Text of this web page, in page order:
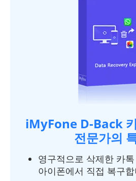
iMyFone D-Back
전문가의
영구적으로 삭제한 카
아이폰에서 직접 복구